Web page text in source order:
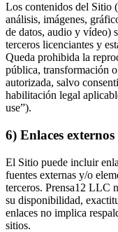
Los contenidos del Sitio
análisis, imágenes,
de datos, audio y vídeo)
terceros licenciantes y
Queda prohibida la
pública, transformación
autorizada, salvo
habilitación legal
use”).
6) Enlaces
El Sitio puede incluir
fuentes externas y/o
terceros. Prensa12 LLC
su disponibilidad,
enlaces no implica
sitios.